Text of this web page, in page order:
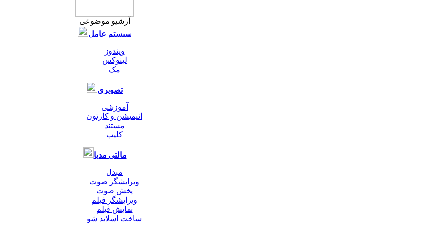
آرشیو موضوعی
سیستم عامل
ویندوز
لینوکس
مک
تصویری
آموزشی
انیمیشن و کارتون
مستند
کلیپ
مالتی مدیا
مبدل
ویرایشگر صوت
پخش صوت
ویرایشگر فیلم
نمایش فیلم
ساخت اسلاید شو